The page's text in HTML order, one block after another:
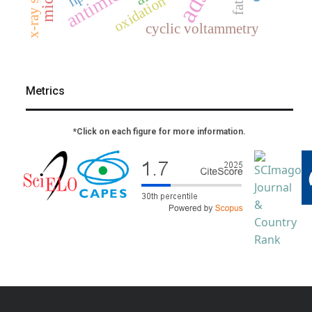
oxidationcyclic voltammetry
Metrics
*Click on each figure for more information.